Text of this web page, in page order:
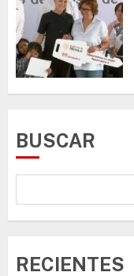
BUSCAR
RECIENTES